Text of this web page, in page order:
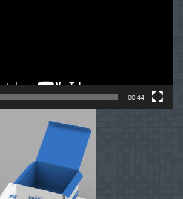
00:44